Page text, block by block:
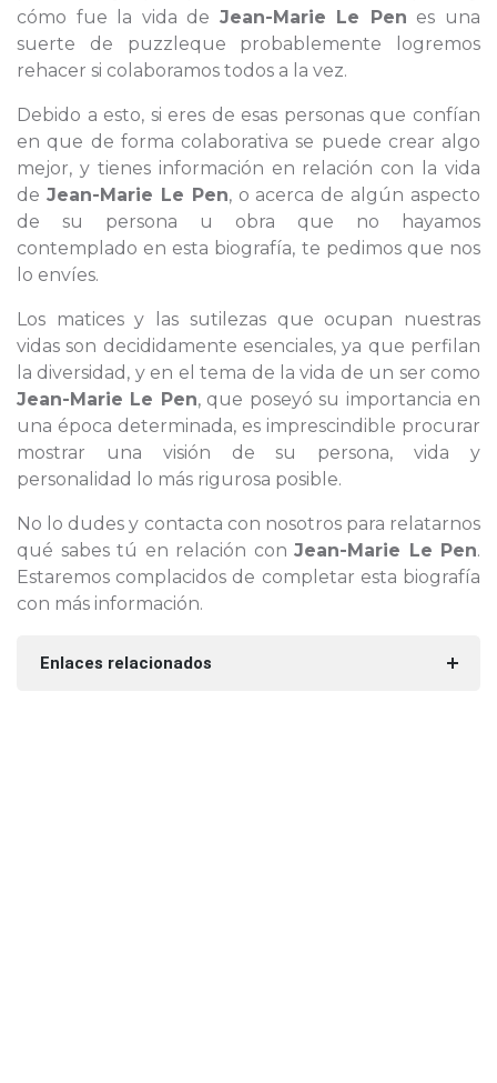
cómo fue la vida de Jean-Marie Le Pen es una
suerte de puzzleque probablemente logremos
rehacer si colaboramos todos a la vez.
Debido a esto, si eres de esas personas que confían
en que de forma colaborativa se puede crear algo
mejor, y tienes información en relación con la vida
de Jean-Marie Le Pen, o acerca de algún aspecto
de su persona u obra que no hayamos
contemplado en esta biografía, te pedimos que nos
lo envíes.
Los matices y las sutilezas que ocupan nuestras
vidas son decididamente esenciales, ya que perfilan
la diversidad, y en el tema de la vida de un ser como
Jean-Marie Le Pen, que poseyó su importancia en
una época determinada, es imprescindible procurar
mostrar una visión de su persona, vida y
personalidad lo más rigurosa posible.
No lo dudes y contacta con nosotros para relatarnos
qué sabes tú en relación con Jean-Marie Le Pen.
Estaremos complacidos de completar esta biografía
con más información.
Enlaces relacionados